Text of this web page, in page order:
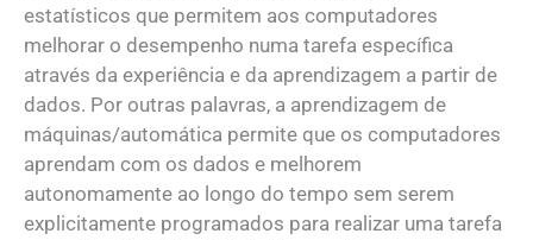
estatísticos que permitem aos computadores
melhorar o desempenho numa tarefa específica
através da experiência e da aprendizagem a partir de
dados. Por outras palavras, a aprendizagem de
máquinas/automática permite que os computadores
aprendam com os dados e melhorem
autonomamente ao longo do tempo sem serem
explicitamente programados para realizar uma tarefa